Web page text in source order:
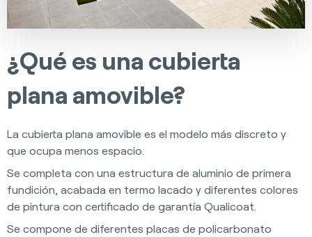
¿Qué es una cubierta
plana amovible?
La cubierta plana amovible es el modelo más discreto y
que ocupa menos espacio.
Se completa con una estructura de aluminio de primera
fundición, acabada en termo lacado y diferentes colores
de pintura con certificado de garantía Qualicoat.
Se compone de diferentes placas de policarbonato